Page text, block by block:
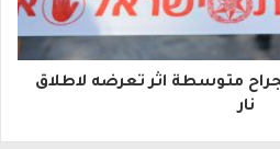
متوسطة اثر تعرضه لاطلاق
نار